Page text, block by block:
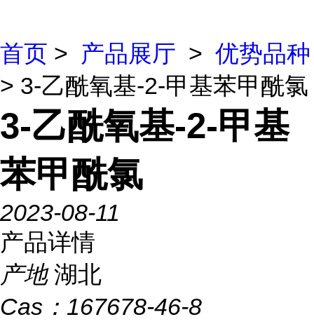
首页 > 产品展厅 > 优势品种
> 3-乙酰氧基-2-甲基苯甲酰氯
3-乙酰氧基-2-甲基
苯甲酰氯
2023-08-11
产品详情
产地 湖北
Cas： 167678-46-8